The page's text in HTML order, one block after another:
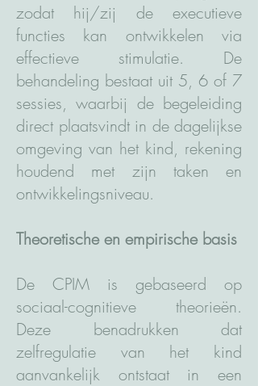
zodat hij/zij de executieve
functies kan ontwikkelen via
effectieve stimulatie. De
behandeling bestaat uit 5, 6 of 7
sessies, waarbij de begeleiding
direct plaatsvindt in de dagelijkse
omgeving van het kind, rekening
houdend met zijn taken en
ontwikkelingsniveau.
Theoretische en empirische basis
De CPIM is gebaseerd op
sociaal-cognitieve theorieën.
Deze benadrukken dat
zelfregulatie van het kind
aanvankelijk ontstaat in een